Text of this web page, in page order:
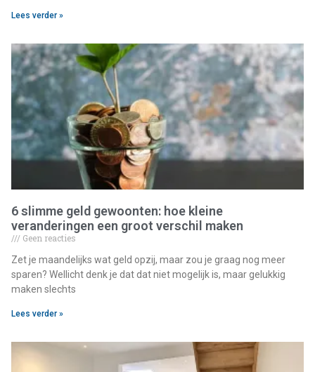
Lees verder »
6 slimme geld gewoonten: hoe kleine
veranderingen een groot verschil maken
Geen reacties
Zet je maandelijks wat geld opzij, maar zou je graag nog meer
sparen? Wellicht denk je dat dat niet mogelijk is, maar gelukkig
maken slechts
Lees verder »